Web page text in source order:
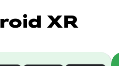
XR